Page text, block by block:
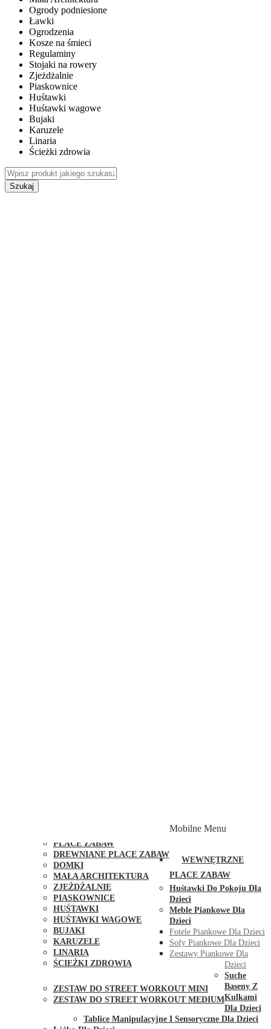
Ogrody podniesione
Ławki
Ogrodzenia
Kosze na śmieci
Regulaminy
Stojaki na rowery
Zjeżdżalnie
Piaskownice
Huśtawki
Huśtawki wagowe
Bujaki
Karuzele
Linaria
Ścieżki zdrowia
Szukaj
PLACE ZABAW
DREWNIANE PLACE ZABAW
DOMKI
MAŁA ARCHITEKTURA
ZJEŻDŻALNIE
PIASKOWNICE
HUŚTAWKI
HUŚTAWKI WAGOWE
BUJAKI
KARUZELE
LINARIA
ŚCIEŻKI ZDROWIA
ZESTAW DO STREET WORKOUT MINI
ZESTAW DO STREET WORKOUT MEDIUM
Mobilne Menu
WEWNĘTRZNE
PLACE ZABAW
Huśtawki Do Pokoju Dla
Dzieci
Meble Piankowe Dla
Dzieci
Fotele Piankowe Dla Dzieci
Sofy Piankowe Dla Dzieci
Zestawy Piankowe Dla
Dzieci
Suche
Baseny Z
Kulkami
Dla Dzieci
Tablice Manipulacyjne I Sensoryczne Dla Dzieci